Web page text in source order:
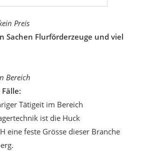
Preis
n Sachen Flurförderzeuge und viel
Bereich
Tätigeit im Bereich
ist die Huck
eine feste Grösse dieser Branche